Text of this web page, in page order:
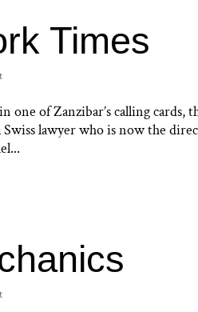
Times
one of Zanzibar’s calling cards,
Swiss lawyer who is now the